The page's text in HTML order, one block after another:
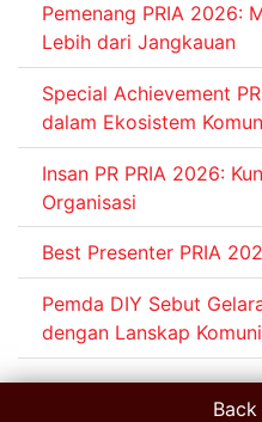
Pemenang PRIA 2026:
Lebih dari Jangkauan
Special Achievement
dalam Ekosistem
Insan PR PRIA 2026:
Organisasi
Best Presenter PRIA
Pemda DIY Sebut
dengan Lanskap